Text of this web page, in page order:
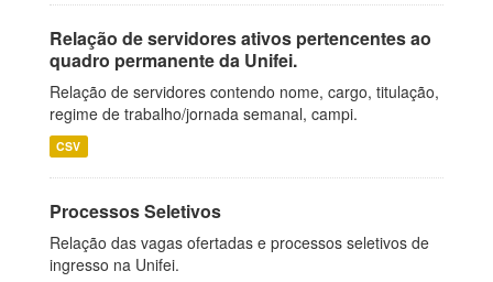
Relação de servidores ativos pertencentes ao
quadro permanente da Unifei.
Relação de servidores contendo nome, cargo, titulação,
regime de trabalho/jornada semanal, campi.
CSV
Processos Seletivos
Relação das vagas ofertadas e processos seletivos de
ingresso na Unifei.